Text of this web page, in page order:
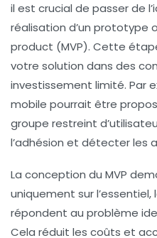
il est crucial de passer de
réalisation d’un prototype
product (MVP). Cette
votre solution dans des
investissement limité. Par
mobile pourrait être
groupe restreint
l’adhésion et détecter les
La conception du MVP
uniquement sur
répondent au problème
Cela réduit les coûts et